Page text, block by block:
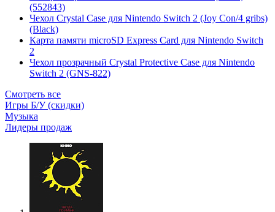
(552843)
Чехол Сrystal Сase для Nintendo Switch 2 (Joy Con/4 gribs)
(Black)
Карта памяти microSD Express Card для Nintendo Switch
2
Чехол прозрачный Crystal Protective Case для Nintendo
Switch 2 (GNS-822)
Смотреть все
Игры Б/У (скидки)
Музыка
Лидеры продаж